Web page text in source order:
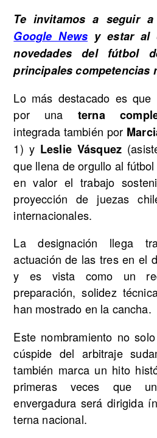
Te invitamos a seguir a
Google News y estar al
novedades del fútbol
principales competencias
Lo más destacado es que
por una terna
integrada también por
1) y Leslie Vásquez
que llena de orgullo al
en valor el trabajo
proyección de juezas
internacionales.
La designación llega
actuación de las tres en el
y es vista como un
preparación, solidez
han mostrado en la cancha.
Este nombramiento no
cúspide del arbitraje
también marca un hito
primeras veces que
envergadura será dirigida
terna nacional.